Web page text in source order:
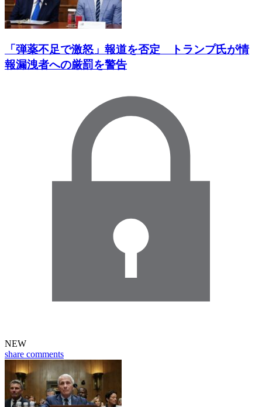
「弾薬不足で激怒」報道を否定 トランプ氏が情
報漏洩者への厳罰を警告
NEW
share comments